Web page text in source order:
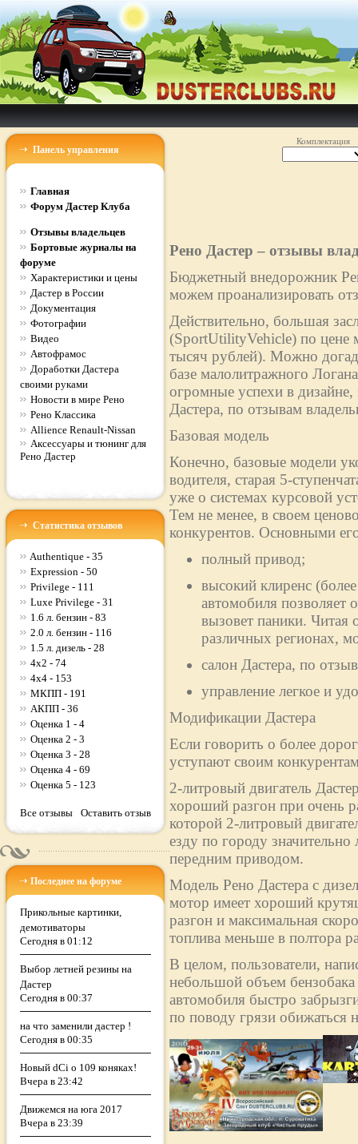
Панель управления
Главная
Форум Дастер Клуба
Отзывы владельцев
Бортовые журналы на
форуме
Характеристики и цены
Дастер в России
Документация
Фотографии
Видео
Автофрамос
Доработки Дастера
своими руками
Новости в мире Рено
Рено Классика
Allience Renault-Nissan
Аксессуары и тюнинг для
Рено Дастер
Статистика отзывов
Authentique - 35
Expression - 50
Privilege - 111
Luxe Privilege - 31
1.6 л. бензин - 83
2.0 л. бензин - 116
1.5 л. дизель - 28
4x2 - 74
4x4 - 153
МКПП - 191
АКПП - 36
Оценка 1 - 4
Оценка 2 - 3
Оценка 3 - 28
Оценка 4 - 69
Оценка 5 - 123
Все отзывы Оставить отзыв
Последнее на форуме
Прикольные картинки,
демотиваторы
Сегодня в 01:12
Выбор летней резины на
Дастер
Сегодня в 00:37
на что заменили дастер !
Сегодня в 00:35
Новый dCi о 109 коняках!
Вчера в 23:42
Движемся на юга 2017
Вчера в 23:39
Комплектация
Рено Дастер – отзывы
Бюджетный внедорожник
можем проанализировать
Действительно, большая
(SportUtilityVehicle) по цене
тысяч рублей). Можно
базе малолитражного
огромные успехи в
Дастера, по отзывам
Базовая модель
Конечно, базовые модели
водителя, старая 5-
уже о системах курсовой
Тем не менее, в своем
конкурентов. Основными
полный привод;
высокий клиренс
автомобиля позволяет
вызовет паники. Читая
различных регионах,
салон Дастера, по
управление легкое и
Модификации Дастера
Если говорить о более
уступают своим
2-литровый двигатель
хороший разгон при очень
которой 2-литровый
езду по городу
передним приводом.
Модель Рено Дастера с
мотор имеет хороший
разгон и максимальная
топлива меньше в полтора
В целом, пользователи,
небольшой объем бензобака
автомобиля быстро
по поводу грязи обижаться